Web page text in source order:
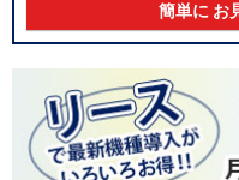
簡単に お